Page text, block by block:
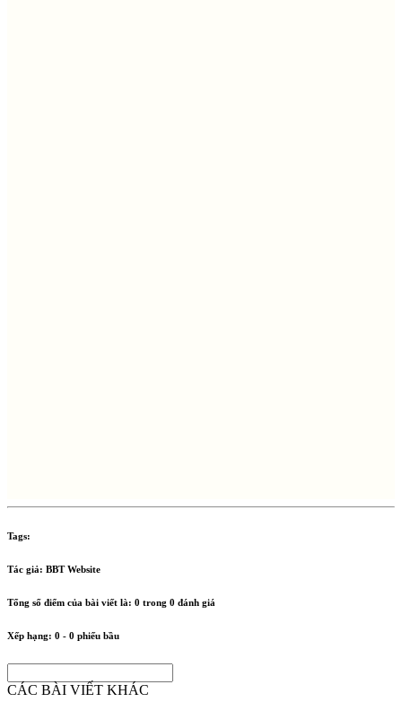
Tags:
Tác giả: BBT Website
Tổng số điểm của bài viết là: 0 trong 0 đánh giá
Xếp hạng: 0 - 0 phiếu bầu
CÁC BÀI VIẾT KHÁC